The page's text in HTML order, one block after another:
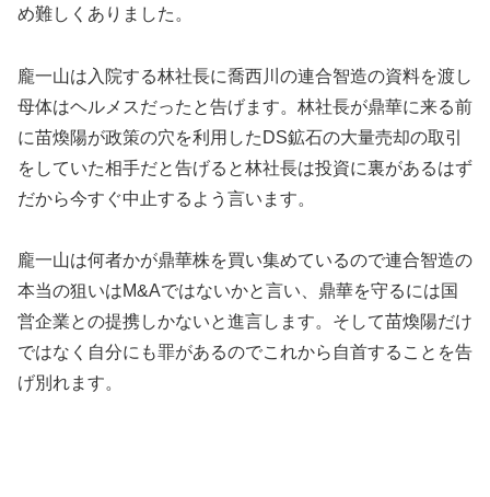
め難しくありました。
龐一山は入院する林社長に喬西川の連合智造の資料を渡し
母体はヘルメスだったと告げます。林社長が鼎華に来る前
に苗煥陽が政策の穴を利用したDS鉱石の大量売却の取引
をしていた相手だと告げると林社長は投資に裏があるはず
だから今すぐ中止するよう言います。
龐一山は何者かが鼎華株を買い集めているので連合智造の
本当の狙いはM&Aではないかと言い、鼎華を守るには国
営企業との提携しかないと進言します。そして苗煥陽だけ
ではなく自分にも罪があるのでこれから自首することを告
げ別れます。